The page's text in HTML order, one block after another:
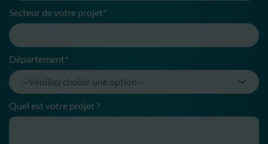
Secteur de votre projet*
Département*
Quel est votre projet ?